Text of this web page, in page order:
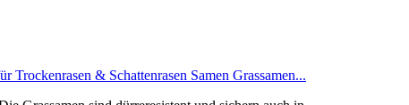
Trockenrasen & Schattenrasen Samen Grassamen...